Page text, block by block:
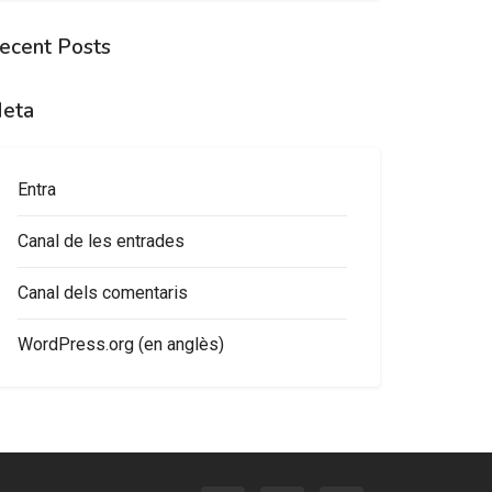
Posts
Entra
Canal de les entrades
Canal dels comentaris
WordPress.org (en anglès)